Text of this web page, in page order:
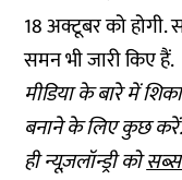
18 अक्टूबर को होगी.
समन भी जारी किए हैं.
मीडिया के बारे में
बनाने के लिए कुछ
ही न्यूज़लॉन्ड्री को